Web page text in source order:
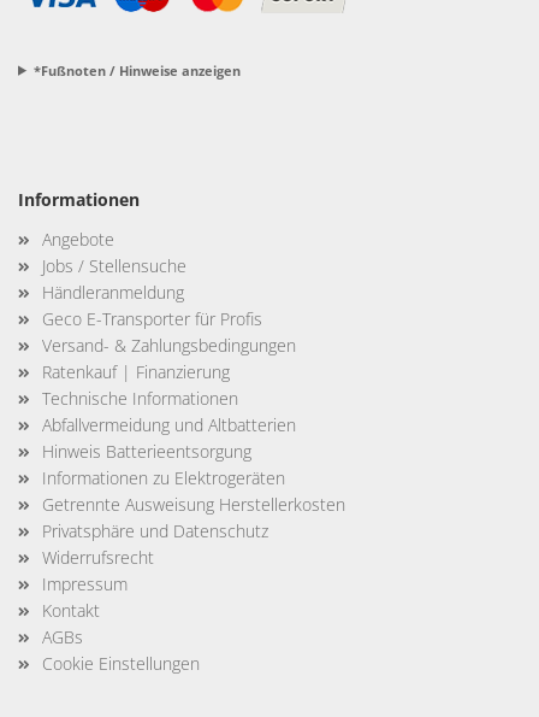
*Fußnoten / Hinweise anzeigen
Informationen
Angebote
Jobs / Stellensuche
Händleranmeldung
Geco E-Transporter für Profis
Versand- & Zahlungsbedingungen
Ratenkauf | Finanzierung
Technische Informationen
Abfallvermeidung und Altbatterien
Hinweis Batterieentsorgung
Informationen zu Elektrogeräten
Getrennte Ausweisung Herstellerkosten
Privatsphäre und Datenschutz
Widerrufsrecht
Impressum
Kontakt
AGBs
Cookie Einstellungen